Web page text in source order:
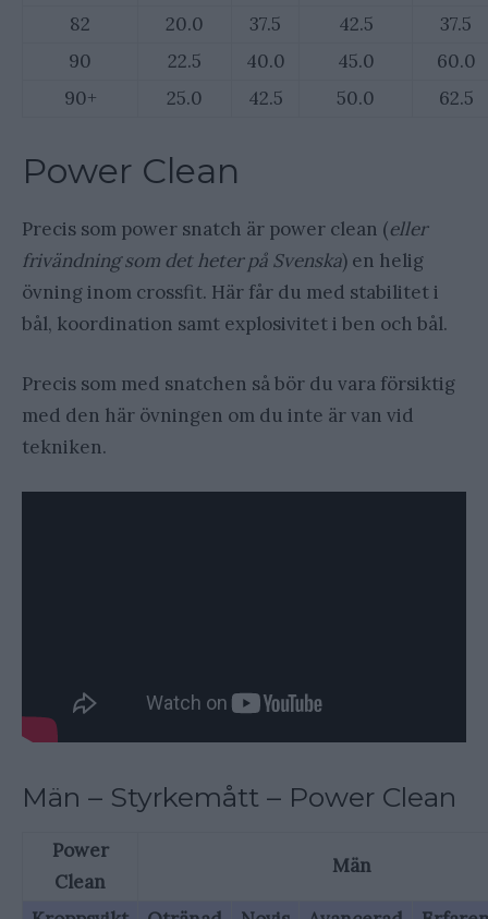
82
20.0 37.5 42.5
37.5
90
22.5 40.0 45.0
60.0
90+
25.0 42.5 50.0 62.5
Power Clean
Precis som power snatch är power clean (eller
frivändning som det heter på Svenska) en helig
övning inom crossfit. Här får du med stabilitet i
bål, koordination samt explosivitet i ben och bål.
Precis som med snatchen så bör du vara försiktig
med den här övningen om du inte är van vid
tekniken.
Män – Styrkemått – Power Clean
Power
Clean
Män